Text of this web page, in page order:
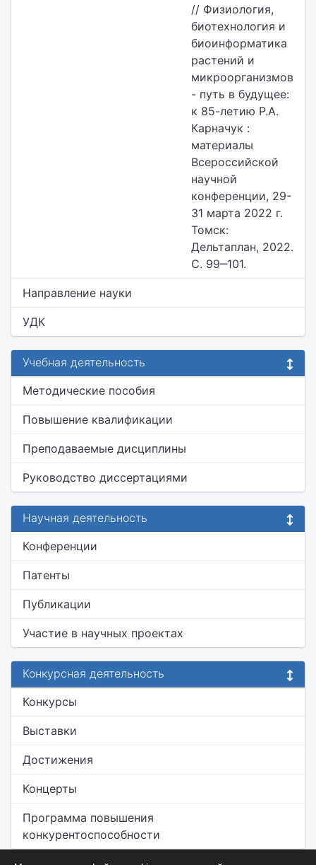
// Физиология,
биотехнология и
биоинформатика
растений и
микроорганизмов
- путь в будущее:
к 85-летию Р.А.
Карначук :
материалы
Всероссийской
научной
конференции, 29-
31 марта 2022 г.
Томск:
Дельтаплан, 2022.
С. 99‒101.
Направление науки
УДК
Учебная деятельность
Методические пособия
Повышение квалификации
Преподаваемые дисциплины
Руководство диссертациями
Научная деятельность
Конференции
Патенты
Публикации
Участие в научных проектах
Конкурсная деятельность
Конкурсы
Выставки
Достижения
Концерты
Программа повышения
конкурентоспособности